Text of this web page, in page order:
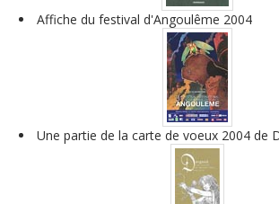
Affiche du festival d'Angoulême 2004
Une partie de la carte de voeux 2004 de